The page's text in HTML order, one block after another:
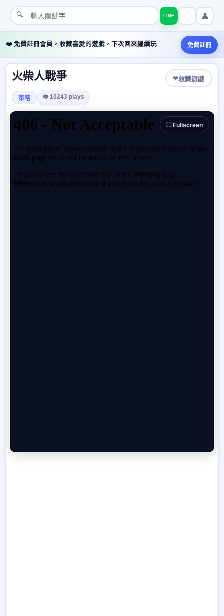
🔍 LINE 👤
❤️ 免費註冊會員，收藏喜愛的遊戲，下次回來繼續玩 免費註冊
火柴人戰爭 ❤收藏遊戲
策略 👁 10243 plays
⛶ Fullscreen